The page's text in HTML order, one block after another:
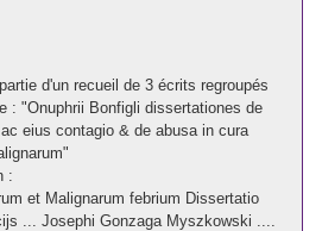
d'un recueil de 3 écrits regroupés
: "Onuphrii Bonfigli dissertationes de
eius contagio & de abusa in cura
:
et Malignarum febrium Dissertatio
... Josephi Gonzaga Myszkowski ....